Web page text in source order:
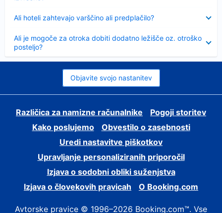
Ali hoteli zahtevajo varščino ali predplačilo?
Ali je mogoče za otroka dobiti dodatno ležišče oz. otroško
posteljo?
Objavite svojo nastanitev
Različica za namizne računalnike
Pogoji storitev
Kako poslujemo
Obvestilo o zasebnosti
Uredi nastavitve piškotkov
Upravljanje personaliziranih priporočil
Izjava o sodobni obliki suženjstva
Izjava o človekovih pravicah
O Booking.com
Avtorske pravice © 1996–2026 Booking.com™. Vse